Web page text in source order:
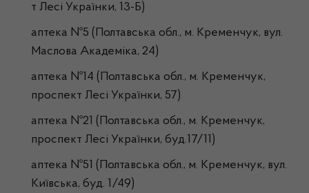
т Лесі Українки, 13-Б)
аптека №5 (Полтавська обл., м. Кременчук, вул.
Маслова Академіка, 24)
аптека №14 (Полтавська обл., м. Кременчук,
проспект Лесі Українки, 57)
аптека №21 (Полтавська обл., м. Кременчук,
проспект Лесі Українки, буд.17/11)
аптека №51 (Полтавська обл., м. Кременчук, вул.
Київська, буд. 1/49)